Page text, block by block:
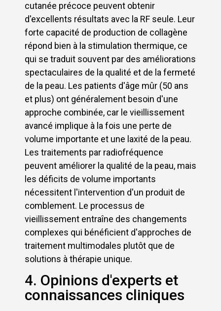
cutanée précoce peuvent obtenir
d'excellents résultats avec la RF seule. Leur
forte capacité de production de collagène
répond bien à la stimulation thermique, ce
qui se traduit souvent par des améliorations
spectaculaires de la qualité et de la fermeté
de la peau. Les patients d'âge mûr (50 ans
et plus) ont généralement besoin d'une
approche combinée, car le vieillissement
avancé implique à la fois une perte de
volume importante et une laxité de la peau.
Les traitements par radiofréquence
peuvent améliorer la qualité de la peau, mais
les déficits de volume importants
nécessitent l'intervention d'un produit de
comblement. Le processus de
vieillissement entraîne des changements
complexes qui bénéficient d'approches de
traitement multimodales plutôt que de
solutions à thérapie unique.
4. Opinions d'experts et
connaissances cliniques